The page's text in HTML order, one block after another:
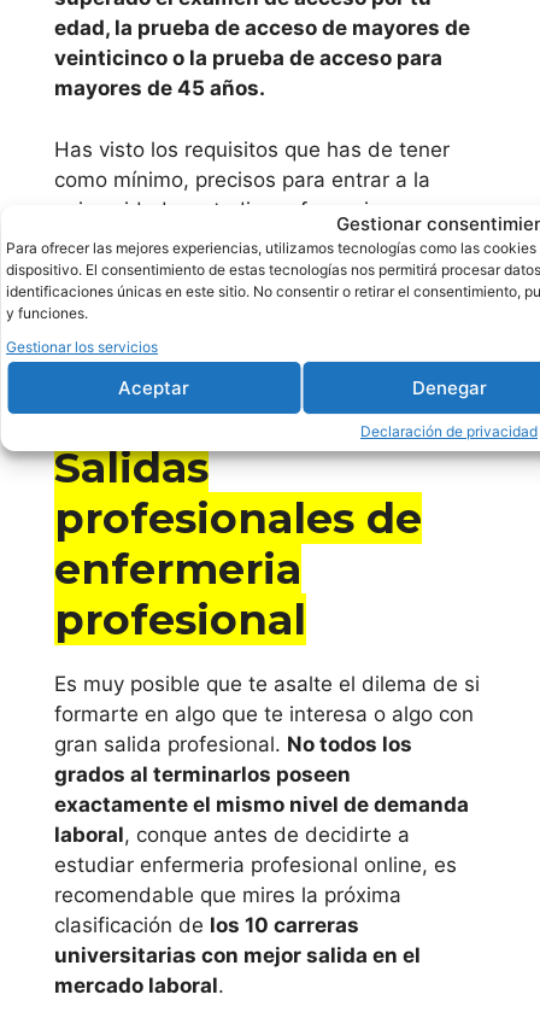
Gestionar
Para ofrecer las mejores experiencias, utilizamos tecnologías como las
dispositivo. El consentimiento de estas tecnologías nos permitirá procesar
identificaciones únicas en este sitio. No consentir o retirar el consentimiento,
y funciones.
Gestionar los servicios
Aceptar Denegar
Declaración de privacidad
Cursos y
alternativa
enfermeria
profesional
emagister
edad, la prueba de acceso de mayores de
veinticinco o la prueba de acceso para
mayores de 45 años.
Has visto los requisitos que has de tener
como mínimo, precisos para entrar a la
universidad y estudiar enfermeria
profesional online, además de esto,en caso
de acceder por el bachiller, tendrás que
tener pasado el examen de acceso a la
PEVAU, EAU, EVAU, EAU, ABAU).
Salidas
profesionales de
enfermeria
profesional
Es muy posible que te asalte el dilema de si
formarte en algo que te interesa o algo con
gran salida profesional. No todos los
grados al terminarlos poseen
exactamente el mismo nivel de demanda
laboral, conque antes de decidirte a
estudiar enfermeria profesional online, es
recomendable que mires la próxima
clasificación de los 10 carreras
universitarias con mejor salida en el
mercado laboral.